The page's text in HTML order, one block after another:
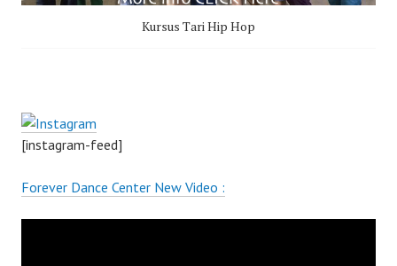
Kursus Tari Hip Hop
[instagram-feed]
Forever Dance Center New Video :